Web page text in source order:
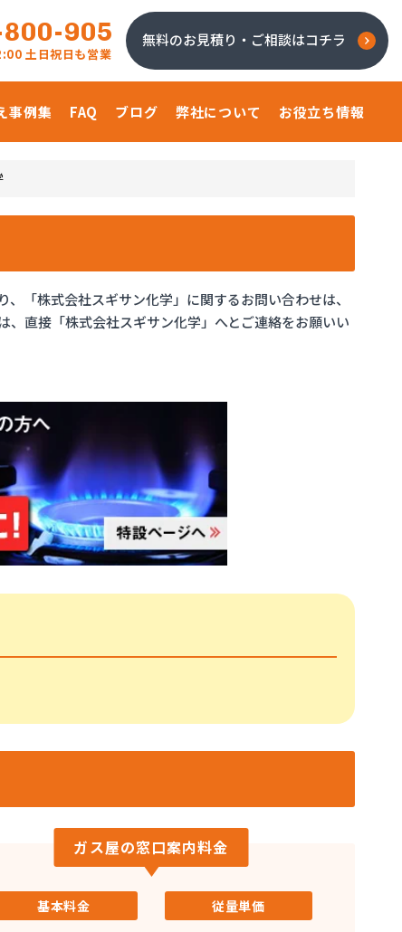
905
土日祝日も営業
無料のお見積り・ご相談はコチラ
事例集 FAQ ブログ 弊社について お役立ち情報
「株式会社スギサン化学」に関するお問い合わせは、
直接「株式会社スギサン化学」へとご連絡をお願いい
ガス屋の窓口案内料金
基本料金 従量単価